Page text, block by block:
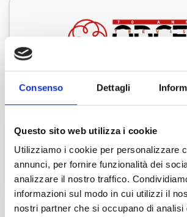
Consenso Dettagli
Questo sito web utilizza i cookie
Utilizziamo i cookie per personalizzare
annunci, per fornire funzionalità dei
analizzare il nostro traffico.
informazioni sul modo in cui utilizzi il
nostri partner che si occupano di analisi
SPONSOR